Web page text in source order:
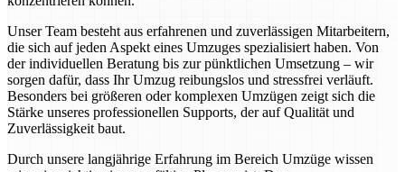
Unser Team besteht aus erfahrenen und zuverlässigen Mitarbeitern,
die sich auf jeden Aspekt eines Umzuges spezialisiert haben. Von
der individuellen Beratung bis zur pünktlichen Umsetzung – wir
sorgen dafür, dass Ihr Umzug reibungslos und stressfrei verläuft.
Besonders bei größeren oder komplexen Umzügen zeigt sich die
Stärke unseres professionellen Supports, der auf Qualität und
Zuverlässigkeit baut.
Durch unsere langjährige Erfahrung im Bereich Umzüge wissen